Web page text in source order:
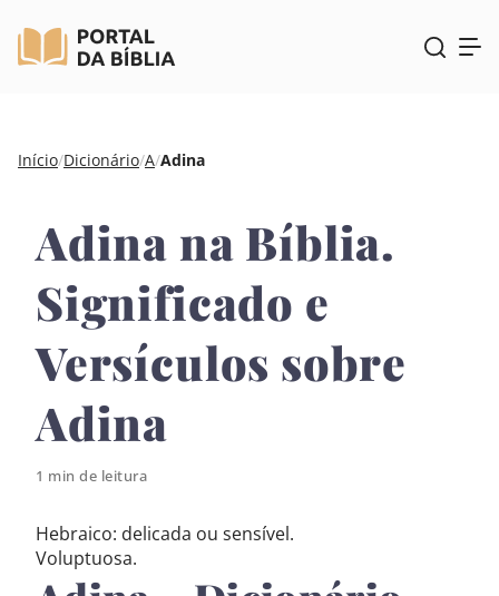
Pular
conteúdo
Início/Dicionário/A/Adina
Adina na Bíblia.
Significado e
Versículos sobre
Adina
1 min de leitura
Hebraico: delicada ou sensível.
Voluptuosa.